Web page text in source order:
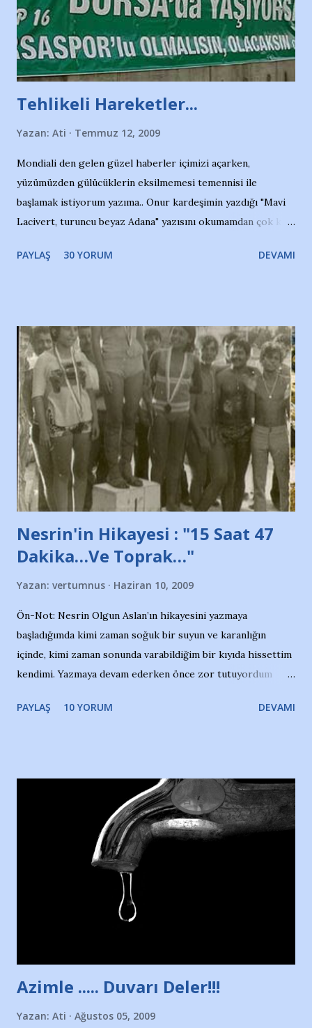
Tehlikeli Hareketler...
Yazan: Ati Temmuz 12, 2009
Mondiali den gelen güzel haberler içimizi açarken,
yüzümüzden gülücüklerin eksilmemesi temennisi ile
başlamak istiyorum yazıma.. Onur kardeşimin yazdığı "Mavi
Lacivert, turuncu beyaz Adana" yazısını okumamdan çok kısa
irkildim.. "Bursasporlu taraftarlar, İstanbul takımlarının
ve ürünlerini Bursa şehrinde görmek istemediklerini bir
protesto eylemiyle açıkladıklarını bildiriyordu.. Bu grup
adına açıklama yapan şahsı muhterem(!) ''Açık ve net olarak
söylüyoruz. Bu son uyarımızdır. Bunun yanısıra, bu takımlara
ait tanıtıcı ilanların asılmasına izin veren Bursa Büyükşehir
Belediyesi ile mağazaların bulunduğu alışveriş merkezlerini
de kınıyoruz'' diye de eklemiş .. Blogumuzda okuduğum bu
yazının hemen ardından bu habe...
PAYLAŞ 30 YORUM DEVAMI
Nesrin'in Hikayesi : "15 Saat 47
Dakika…Ve Toprak…"
Yazan: vertumnus Haziran 10, 2009
Ön-Not: Nesrin Olgun Aslan’ın hikayesini yazmaya
başladığımda kimi zaman soğuk bir suyun ve karanlığın
içinde, kimi zaman sonunda varabildiğim bir kıyıda hissettim
kendimi. Yazmaya devam ederken önce zor tutuyordum
Yazımı, ağlayarak bitirebildim ancak…Kendisinin web
Nesrin’in Hikayesi’ne başlıyorum… 1964 Adana Yüzme
havuzunun kenarında 7 yaşında kara kuru bir kız çocuğu
duruyor. Havuzun içinde Adana Demirspor Kulübü
yüzücüleri. Erkekler çoğunlukta. Küçük kız etrafına bakıyor.
Sadece 4 kız çocuğu var. Nesrin, Adana Demirspor’un 4
kızından biri oluyor o gün…Giriyor havuza. 1973 – 1975
Adana Nesrin, 16 yaşında. Yüzüyor. 7 yaşında girdiği
Türkiye 3.lüğü var. 17 yaşında mar...
PAYLAŞ 10 YORUM DEVAMI
Azimle ..... Duvarı Deler!!!
Yazan: Ati Ağustos 05, 2009